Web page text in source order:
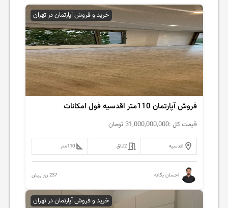
خرید و فروش آپارتمان در تهران
فروش آپارتمان 110متر اقدسیه فول امکانات
قیمت کل :31,000,000,000 تومان
اقدسیه 2اتاق 110متر
احسان یگانه 237 روز پیش
خرید و فروش آپارتمان در تهران